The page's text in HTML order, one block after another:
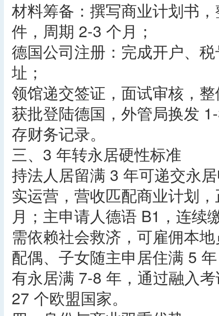
材料筹备：撰写商业计划书
件，周期 2-3 个月；
德国公司注册：完成开户、
址；
领馆递交签证，面试审核，
获批登陆德国，外管局换发
存财务记录。
三、3 年转永居硬性标准
持法人居留满 3 年可递交永
实运营，营收匹配商业计划
月；主申请人德语 B1，连续
需依赖社会救济，可雇佣本
配偶、子女随主申居住满 5
有永居满 7-8 年，通过融入
27 个欧盟国家。